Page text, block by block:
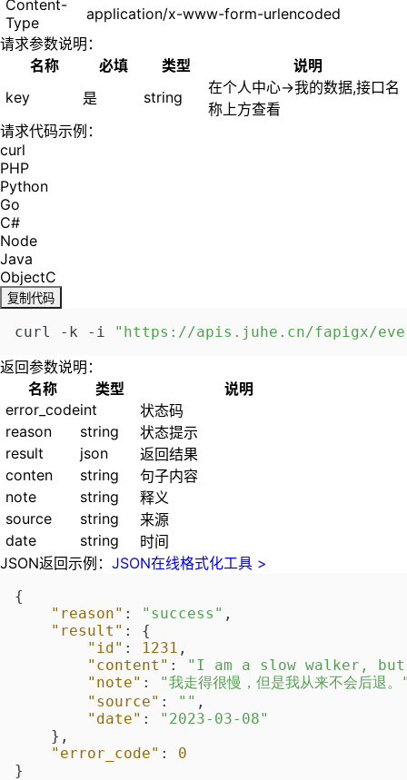
Content-
Type
application/x-www-form-urlencoded
请求参数说明：
名称
必填 类型
说明
key
是 string
在个人中心->我的数据,接口名
称上方查看
请求代码示例：
curl
PHP
Python
Go
C#
Node
Java
ObjectC
复制代码
curl -k -i "https://apis.juhe.cn/fapigx/
返回参数说明：
名称
类型
说明
error_codeint
状态码
reason
string
状态提示
result
json
返回结果
conten
string
句子内容
note
string
释义
source
string
来源
date
string
时间
JSON返回示例： JSON在线格式化工具 >
{
"reason" : "success" ,
"result" :
{
"id" : 1231 ,
"content" :
"I am a slow walker,
"note" :
"我走得很慢，但是我从来不会后退
"source" : "" ,
"date" :
"2023-03-08"
} ,
"error_code" :
0
}